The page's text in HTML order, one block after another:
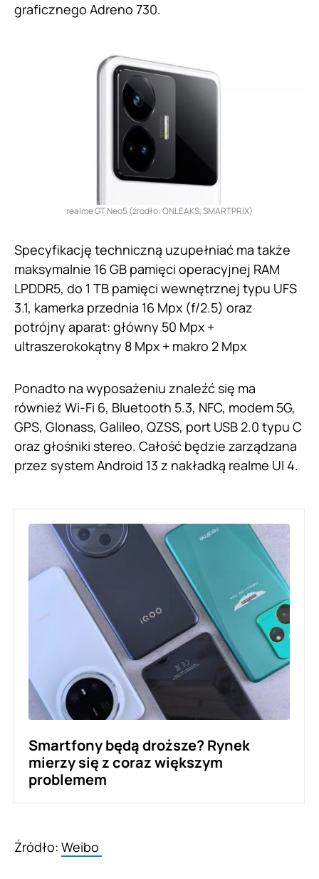
graficznego Adreno 730.
realme GT Neo5 (źródło: ONLEAKS, SMARTPRIX)
Specyfikację techniczną uzupełniać ma także
maksymalnie 16 GB pamięci operacyjnej RAM
LPDDR5, do 1 TB pamięci wewnętrznej typu UFS
3.1, kamerka przednia 16 Mpx (f/2.5) oraz
potrójny aparat: główny 50 Mpx +
ultraszerokokątny 8 Mpx + makro 2 Mpx
Ponadto na wyposażeniu znaleźć się ma
również Wi-Fi 6, Bluetooth 5.3, NFC, modem 5G,
GPS, Glonass, Galileo, QZSS, port USB 2.0 typu C
oraz głośniki stereo. Całość będzie zarządzana
przez system Android 13 z nakładką realme UI 4.
Smartfony będą droższe? Rynek
mierzy się z coraz większym
problemem
Źródło: Weibo